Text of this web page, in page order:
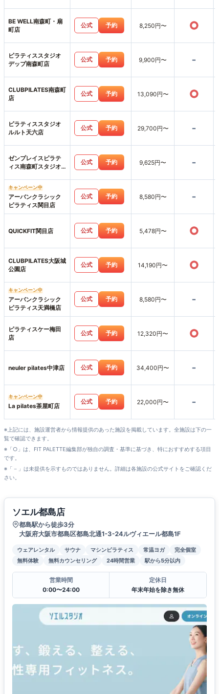
BE WELL南森町・扇
町店
公式 予約 8,250円〜 ○
ピラティススタジオ
デップ南森町店
公式 予約 9,900円〜 -
CLUBPILATES南森町
店
公式 予約 13,090円〜 ○
ピラティススタジオ
ルルト天六店
公式 予約 29,700円〜 -
ゼンプレイスピラテ
ィス南森町スタジオ
公式 予約 9,625円〜 -
キャンペーン中
アーバンクラシック
ピラティス関目店
公式 予約 8,580円〜 -
QUICKFIT関目店 公式 予約 5,478円〜 ○
CLUBPILATES大阪城
公園店
公式 予約 14,190円〜 ○
キャンペーン中
アーバンクラシック
ピラティス天満橋店
公式 予約 8,580円〜 -
ピラティスケー梅田
店
公式 予約 12,320円〜 ○
neuler pilates中津店 公式 予約 34,400円〜 -
キャンペーン中
La pilates茶屋町店
公式 予約 22,000円〜 -
※上記には、施設運営者から情報提供のあった施設を掲載しています。全施設は下の一
覧で確認できます。
※「○」は、FIT PALETTE編集部が独自の調査・基準に基づき、特におすすめする項目
です。
※「－」は未提供を示すものではありません。詳細は各施設の公式サイトをご確認くだ
さい。
ソエル都島店
都島駅から徒歩3分
大阪府大阪市都島区都島北通1-3-24ルヴィエール都島1F
ウェアレンタル サウナ マシンピラティス 常温ヨガ
完全個室
無料体験
無料カウンセリング 24時間営業 駅から5分以内
営業時間
0:00〜24:00
定休日
年末年始を除き無休